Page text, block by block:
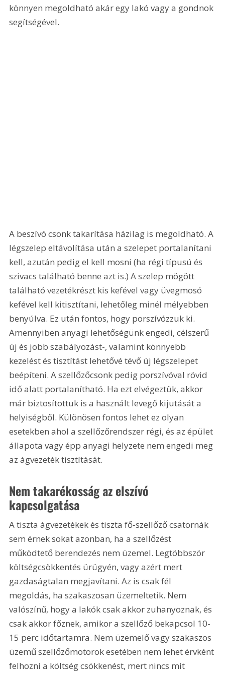
könnyen megoldható akár egy lakó vagy a gondnok
segítségével.
A beszívó csonk takarítása házilag is megoldható. A
légszelep eltávolítása után a szelepet portalanítani
kell, azután pedig el kell mosni (ha régi típusú és
szivacs található benne azt is.) A szelep mögött
található vezetékrészt kis kefével vagy üvegmosó
kefével kell kitisztítani, lehetőleg minél mélyebben
benyúlva. Ez után fontos, hogy porszívózzuk ki.
Amennyiben anyagi lehetőségünk engedi, célszerű
új és jobb szabályozást-, valamint könnyebb
kezelést és tisztítást lehetővé tévő új légszelepet
beépíteni. A szellőzőcsonk pedig porszívóval rövid
idő alatt portalanítható. Ha ezt elvégeztük, akkor
már biztosítottuk is a használt levegő kijutását a
helyiségből. Különösen fontos lehet ez olyan
esetekben ahol a szellőzőrendszer régi, és az épület
állapota vagy épp anyagi helyzete nem engedi meg
az ágvezeték tisztítását.
Nem takarékosság az elszívó
kapcsolgatása
A tiszta ágvezetékek és tiszta fő-szellőző csatornák
sem érnek sokat azonban, ha a szellőzést
működtető berendezés nem üzemel. Legtöbbször
költségcsökkentés ürügyén, vagy azért mert
gazdaságtalan megjavítani. Az is csak fél
megoldás, ha szakaszosan üzemeltetik. Nem
valószínű, hogy a lakók csak akkor zuhanyoznak, és
csak akkor főznek, amikor a szellőző bekapcsol 10-
15 perc időtartamra. Nem üzemelő vagy szakaszos
üzemű szellőzőmotorok esetében nem lehet érvként
felhozni a költség csökkenést, mert nincs mit